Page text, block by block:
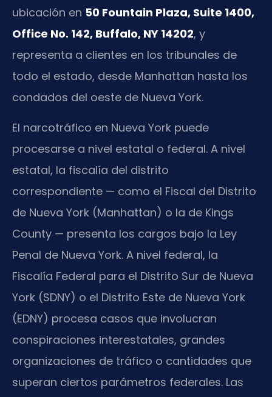
ubicación en 50 Fountain Plaza, Suite 1400,
Office No. 142, Buffalo, NY 14202, y
representa a clientes en los tribunales de
todo el estado, desde Manhattan hasta los
condados del oeste de Nueva York.
El narcotráfico en Nueva York puede
procesarse a nivel estatal o federal. A nivel
estatal, la fiscalía del distrito
correspondiente — como el Fiscal del Distrito
de Nueva York (Manhattan) o la de Kings
County — presenta los cargos bajo la Ley
Penal de Nueva York. A nivel federal, la
Fiscalía Federal para el Distrito Sur de Nueva
York (SDNY) o el Distrito Este de Nueva York
(EDNY) procesa casos que involucran
conspiraciones interestatales, grandes
organizaciones de tráfico o cantidades que
superan ciertos parámetros federales. Las